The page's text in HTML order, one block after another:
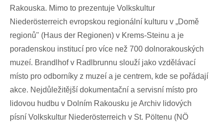
Rakouska. Mimo to prezentuje Volkskultur
Niederösterreich evropskou regionální kulturu v „Domě
regionů" (Haus der Regionen) v Krems-Steinu a je
poradenskou institucí pro více než 700 dolnorakouských
muzeí. Brandlhof v Radlbrunnu slouží jako vzdělávací
místo pro odborníky z muzeí a je centrem, kde se pořádají
akce. Nejdůležitější dokumentační a servisní místo pro
lidovou hudbu v Dolním Rakousku je Archiv lidových
písní Volkskultur Niederösterreich v St. Pöltenu (NÖ